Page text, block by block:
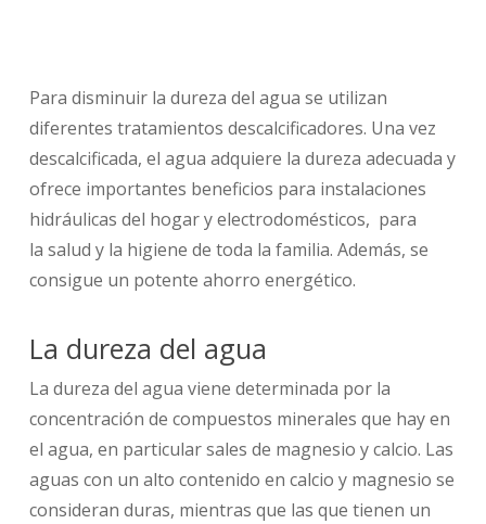
Para disminuir la dureza del agua se utilizan
diferentes tratamientos descalcificadores. Una vez
descalcificada, el agua adquiere la dureza adecuada y
ofrece importantes beneficios para instalaciones
hidráulicas del hogar y electrodomésticos, para
la salud y la higiene de toda la familia. Además, se
consigue un potente ahorro energético.
La dureza del agua
La dureza del agua viene determinada por la
concentración de compuestos minerales que hay en
el agua, en particular sales de magnesio y calcio. Las
aguas con un alto contenido en calcio y magnesio se
consideran duras, mientras que las que tienen un